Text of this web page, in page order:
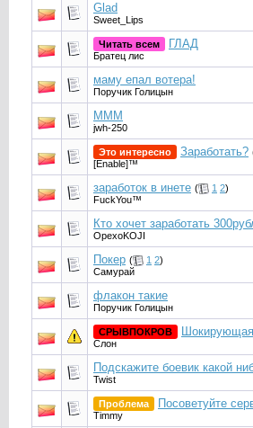
Glad
Sweet_Lips
Читать всем ГЛАД
Братец лис
маму епал вотера!
Поручик Голицын
МММ
jwh-250
Это интересно Заработать?
[Enable]™
заработок в инете ( 1 2)
FuckYou™
Кто хочет заработать
OpexoKOJI
Покер ( 1 2)
Caмурaй
флакон такие
Поручик Голицын
СРЫВПОКРОВ
Слон
Подскажите боевик какой
Twist
Проблема Посоветуйте
Timmy